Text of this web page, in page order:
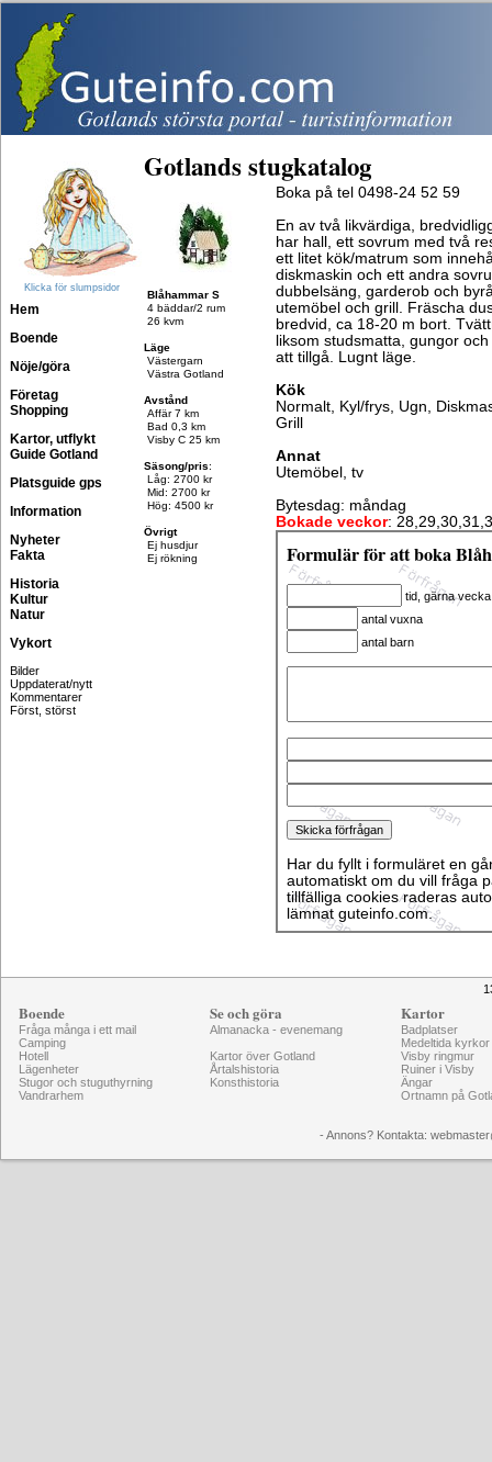
Klicka för slumpsidor
Hem
Boende
Nöje/göra
Företag
Shopping
Kartor, utflykt
Guide Gotland
Platsguide gps
Information
Nyheter
Fakta
Historia
Kultur
Natur
Vykort
Bilder
Uppdaterat/nytt
Kommentarer
Först, störst
Gotlands stugkatalog
Blåhammar S
4 bäddar/2 rum
26 kvm
Läge
Västergarn
Västra Gotland
Avstånd
Affär 7 km
Bad 0,3 km
Visby C 25 km
Säsong/pris:
Låg: 2700 kr
Mid: 2700 kr
Hög: 4500 kr
Övrigt
Ej husdjur
Ej rökning
Boka på tel 0498-24 52 59
En av två likvärdiga,
har hall, ett sovrum med två
ett litet kök/matrum som
diskmaskin och ett andra
dubbelsäng, garderob och
utemöbel och grill. Fräscha
bredvid, ca 18-20 m bort.
liksom studsmatta, gungor
att tillgå. Lugnt läge.
Kök
Normalt, Kyl/frys, Ugn,
Grill
Annat
Utemöbel, tv
Bytesdag: måndag
Bokade veckor:
Formulär för att boka
tid, gärna vecka
antal vuxna
antal barn
Har du fyllt i formuläret en
automatiskt om du vill fråga
tillfälliga cookies raderas
lämnat guteinfo.com.
Boende
Fråga många i ett mail
Camping
Hotell
Lägenheter
Stugor och stuguthyrning
Vandrarhem
Se och göra
Almanacka - evenemang
Kartor över Gotland
Årtalshistoria
Konsthistoria
Kartor
Badplatser
Medeltida kyrkor
Visby ringmur
Ruiner i Visby
Ängar
Ortnamn på
- Annons? Kontakta: